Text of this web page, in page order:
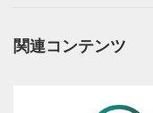
1
動画再生エリア
関連コンテンツ